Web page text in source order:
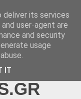
-
deliver its services
user-agent are
and security
usage
IT